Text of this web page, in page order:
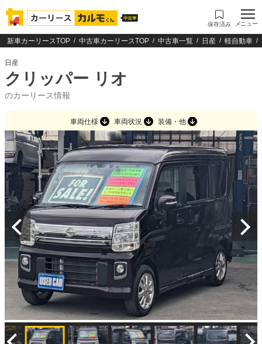
保存済み メニュー
新車カーリースTOP 中古車カーリースTOP 中古車一覧 日産 軽自動車
日産
クリッパー リオ
のカーリース情報
車両仕様 車両状況 装備・他